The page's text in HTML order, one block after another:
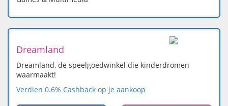
Dreamland
Dreamland, de speelgoedwinkel die kinderdromen
waarmaakt!
Verdien 0.6% Cashback op je aankoop